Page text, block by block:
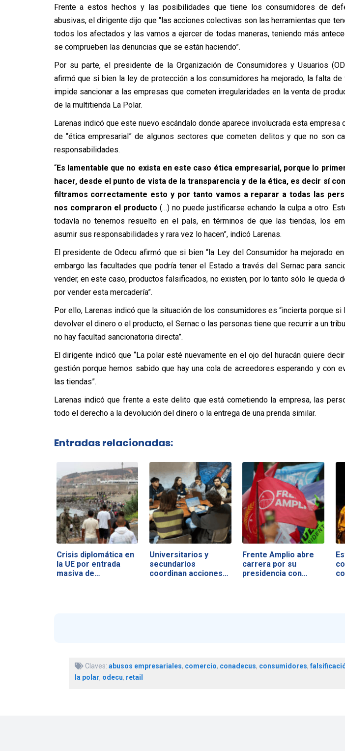
Frente a estos hechos y las posibilidades que tiene los consumidores de
abusivas, el dirigente dijo que “las acciones colectivas son las herramientas que
todos los afectados y las vamos a ejercer de todas maneras, teniendo más
se comprueben las denuncias que se están haciendo”.
Por su parte, el presidente de la Organización de Consumidores y Usuarios
afirmó que si bien la ley de protección a los consumidores ha mejorado, la falta
impide sancionar a las empresas que cometen irregularidades en la venta de
de la multitienda La Polar.
Larenas indicó que este nuevo escándalo donde aparece involucrada esta empresa
de “ética empresarial” de algunos sectores que cometen delitos y que no son
responsabilidades.
“Es lamentable que no exista en este caso ética empresarial, porque lo
hacer, desde el punto de vista de la transparencia y de la ética, es decir sí
filtramos correctamente esto y por tanto vamos a reparar a todas las
nos compraron el producto (…) no puede justificarse echando la culpa a otro.
todavía no tenemos resuelto en el país, en términos de que las tiendas, los
asumir sus responsabilidades y rara vez lo hacen”, indicó Larenas.
El presidente de Odecu afirmó que si bien “la Ley del Consumidor ha mejorado
embargo las facultades que podría tener el Estado a través del Sernac para
vender, en este caso, productos falsificados, no existen, por lo tanto sólo le queda
por vender esta mercadería”.
Por ello, Larenas indicó que la situación de los consumidores es “incierta porque si
devolver el dinero o el producto, el Sernac o las personas tiene que recurrir a un
no hay facultad sancionatoria directa”.
El dirigente indicó que “La polar esté nuevamente en el ojo del huracán quiere
gestión porque hemos sabido que hay una cola de acreedores esperando y con
las tiendas”.
Larenas indicó que frente a este delito que está cometiendo la empresa, las
todo el derecho a la devolución del dinero o la entrega de una prenda similar.
Entradas relacionadas:
Crisis diplomática en
la UE por entrada
masiva de…
Universitarios y
secundarios
coordinan acciones…
Frente Amplio abre
carrera por su
presidencia con…
Claves: abusos empresariales, comercio, conadecus, consumidores,
la polar, odecu, retail